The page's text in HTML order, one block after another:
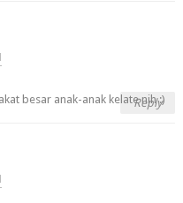
besar anak-anak kelate nih :)
Reply